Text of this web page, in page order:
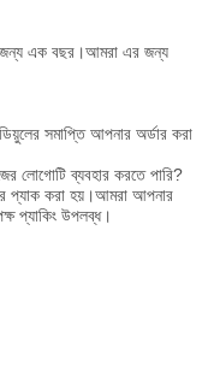
জন্য এক বছর।আমরা এর জন্য
সমাপ্তি আপনার অর্ডার করা
লোগোটি ব্যবহার করতে পারি?
প্যাক করা হয়।আমরা আপনার
প্যাকিং উপলব্ধ।